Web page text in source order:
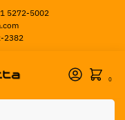
5272-5002
2382
0
ALTALINK C8035 C805